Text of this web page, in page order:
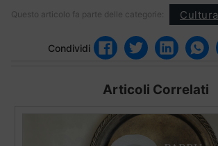
Questo articolo fa parte delle categorie: Cultura
Condividi
Articoli Correlati